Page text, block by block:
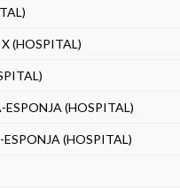
(HOSPITAL)
ESPONJA (HOSPITAL)
(HOSPITAL)